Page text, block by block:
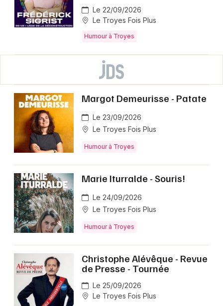
Le 22/09/2026
Le Troyes Fois Plus
Humour à Troyes
Margot Demeurisse - Patate
Le 23/09/2026
Le Troyes Fois Plus
Humour à Troyes
Marie Iturralde - Souris!
Le 24/09/2026
Le Troyes Fois Plus
Humour à Troyes
Christophe Alévêque - Revue
de Presse - Tournée
Le 25/09/2026
Le Troyes Fois Plus